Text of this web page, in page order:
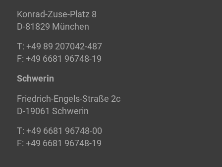
Konrad-Zuse-Platz 8
D-81829 München
T: +49 89 207042-487
F: +49 6681 96748-19
Schwerin
Friedrich-Engels-Straße 2c
D-19061 Schwerin
T: +49 6681 96748-00
F: +49 6681 96748-19